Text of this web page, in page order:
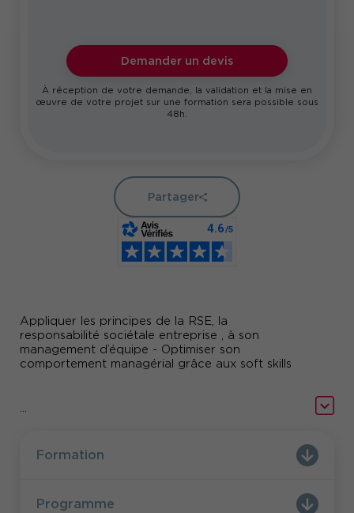
Appliquer les principes de la RSE, la
responsabilité sociétale entreprise , à son
management d’équipe - Optimiser son
comportement managérial grâce aux soft skills
...
Demander un devis
À réception de votre demande, la validation et la mise en
œuvre de votre projet sur une formation sera possible sous
48h.
Partager
Formation
Programme